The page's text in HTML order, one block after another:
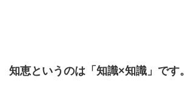
知恵というのは「知識×知識」です。